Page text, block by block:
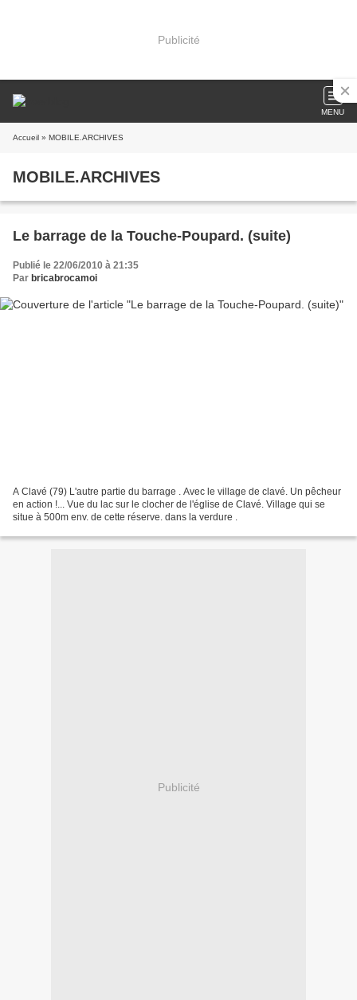
Publicité
MENU
Accueil » MOBILE.ARCHIVES
MOBILE.ARCHIVES
Le barrage de la Touche-Poupard. (suite)
Publié le 22/06/2010 à 21:35
Par bricabrocamoi
A Clavé (79) L'autre partie du barrage . Avec le village de clavé. Un pêcheur
en action !... Vue du lac sur le clocher de l'église de Clavé. Village qui se
situe à 500m env. de cette réserve. dans la verdure .
Publicité